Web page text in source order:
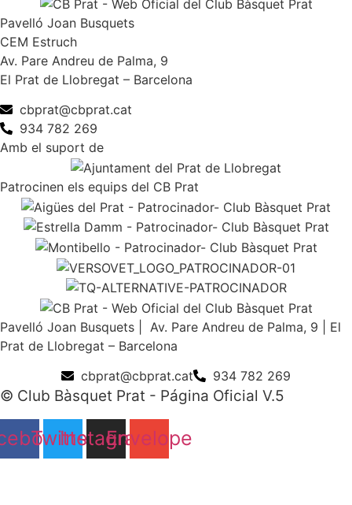
Pavelló Joan Busquets
CEM Estruch
Av. Pare Andreu de Palma, 9
El Prat de Llobregat – Barcelona
cbprat@cbprat.cat
934 782 269
Amb el suport de
Patrocinen els equips del CB Prat
Pavelló Joan Busquets | Av. Pare Andreu de Palma, 9 | El
Prat de Llobregat – Barcelona
cbprat@cbprat.cat
934 782 269
© Club Bàsquet Prat - Página Oficial V.5
Twitter
Instagram
Envelope